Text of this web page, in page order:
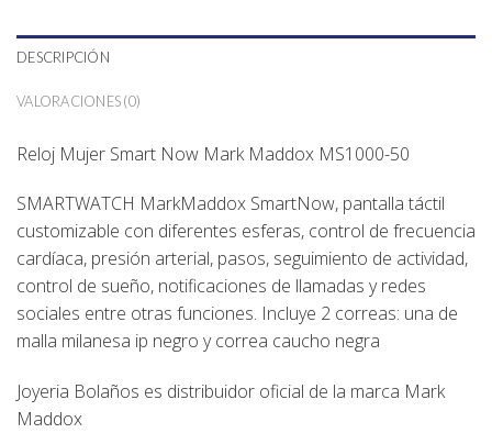
DESCRIPCIÓN
VALORACIONES (0)
Reloj Mujer Smart Now Mark Maddox MS1000-50
SMARTWATCH MarkMaddox SmartNow, pantalla táctil
customizable con diferentes esferas, control de frecuencia
cardíaca, presión arterial, pasos, seguimiento de actividad,
control de sueño, notificaciones de llamadas y redes
sociales entre otras funciones. Incluye 2 correas: una de
malla milanesa ip negro y correa caucho negra
Joyeria Bolaños es distribuidor oficial de la marca Mark
Maddox